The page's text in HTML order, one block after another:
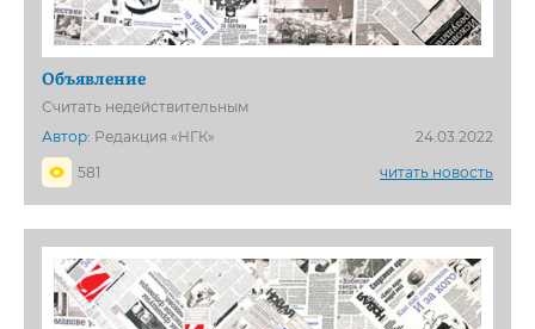
Объявление
Считать недействительным
Автор: Редакция «НГК»
24.03.2022
581
читать новость